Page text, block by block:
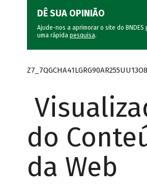
DÊ SUA OPINIÃO
Ajude-nos a aprimorar o site do BNDES
uma rápida pesquisa.
do
da Web